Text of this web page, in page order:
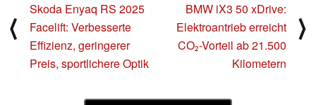
⟨
Skoda Enyaq RS 2025
Facelift: Verbesserte
Effizienz, geringerer
Preis, sportlichere Optik
BMW iX3 50 xDrive:
Elektroantrieb erreicht
CO₂-Vorteil ab 21.500
Kilometern
⟩